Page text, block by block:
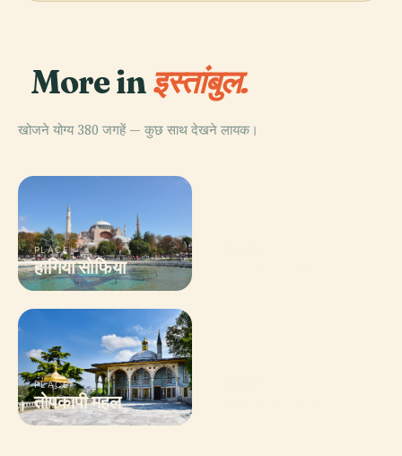
More inइस्तांबुल.
खोजने योग्य 380 जगहें — कुछ साथ देखने लायक।
PLACE
हागिया सोफिया
PLACE
तोपकापी महल